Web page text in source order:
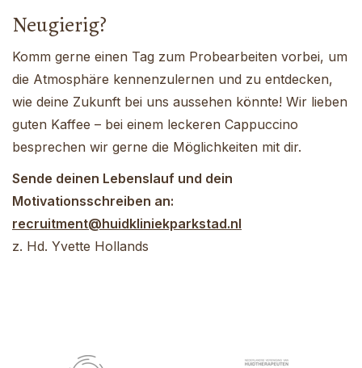
Neugierig?
Komm gerne einen Tag zum Probearbeiten vorbei, um
die Atmosphäre kennenzulernen und zu entdecken,
wie deine Zukunft bei uns aussehen könnte! Wir lieben
guten Kaffee – bei einem leckeren Cappuccino
besprechen wir gerne die Möglichkeiten mit dir.
Sende deinen Lebenslauf und dein
Motivationsschreiben an:
recruitment@huidkliniekparkstad.nl
z. Hd. Yvette Hollands